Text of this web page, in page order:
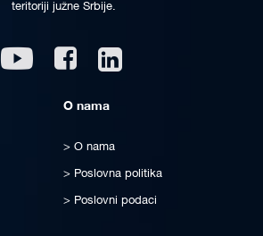
teritoriji južne Srbije.
Youtube Facebook
O nama
O nama
Poslovna politika
Poslovni podaci